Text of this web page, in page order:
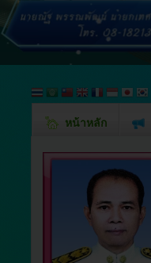
หน้าหลัก